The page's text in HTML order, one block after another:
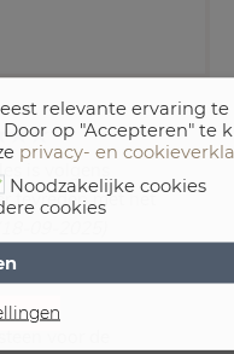
is volgens
tevreden met het
relevante ervaring
op "Accepteren" te
privacy- en
Noodzakelijke cookies
cookies